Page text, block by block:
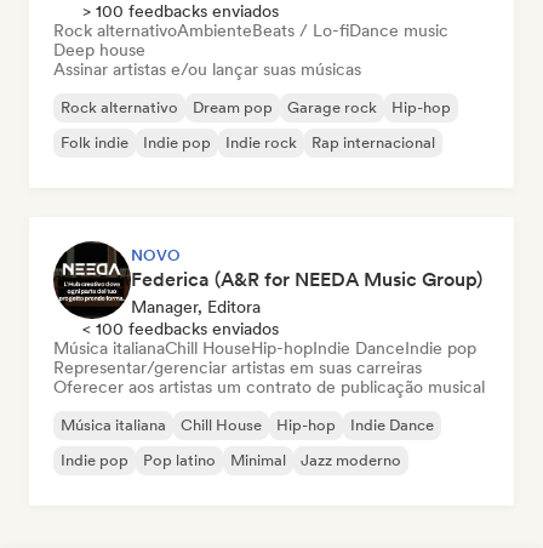
> 100 feedbacks enviados
Rock alternativoAmbienteBeats / Lo-fiDance music
Deep house
Assinar artistas e/ou lançar suas músicas
Rock alternativo Dream pop Garage rock
Hip-hop
Folk indie
Indie pop Indie rock Rap internacional
NOVO
Federica (A&R for NEEDA Music Group)
Manager, Editora
< 100 feedbacks enviados
Música italianaChill HouseHip-hopIndie DanceIndie pop
Representar/gerenciar artistas em suas carreiras
Oferecer aos artistas um contrato de publicação musical
Música italiana Chill House Hip-hop
Indie Dance
Indie pop
Pop latino Minimal Jazz moderno